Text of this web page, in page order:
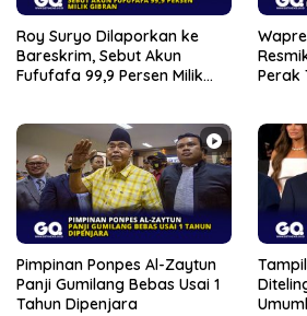
Roy Suryo Dilaporkan ke
Bareskrim, Sebut Akun
Fufufafa 99,9 Persen Milik
Perak
Pimpinan Ponpes Al-Zaytun
Panji Gumilang Bebas Usai 1
Tahun Dipenjara